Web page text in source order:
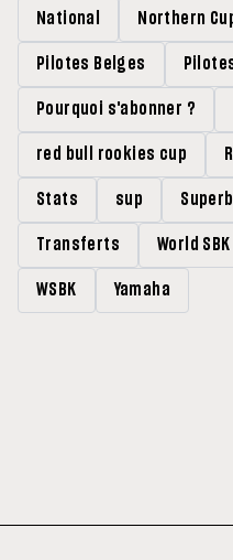
National Northern
Pilotes Belges
Pourquoi s'abonner ?
red bull rookies cup
Stats sup
Transferts World SBK
WSBK Yamaha